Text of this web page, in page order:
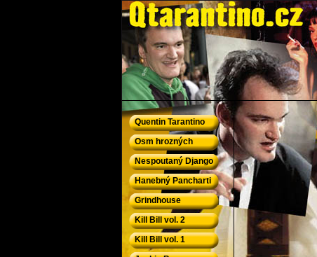
QTarantino.cz - Quentin Tarantino
Quentin Tarantino
Osm hrozných
Nespoutaný Django
Hanebný Pancharti
Grindhouse
Kill Bill vol. 2
Kill Bill vol. 1